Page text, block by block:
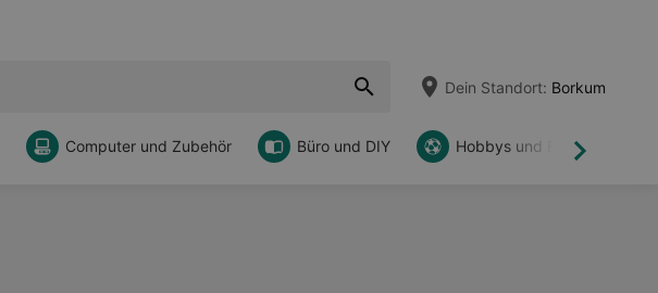
Dein Standort: Borkum
Weiter
Computer und Zubehör Büro und DIY Hobbys und Freizeit